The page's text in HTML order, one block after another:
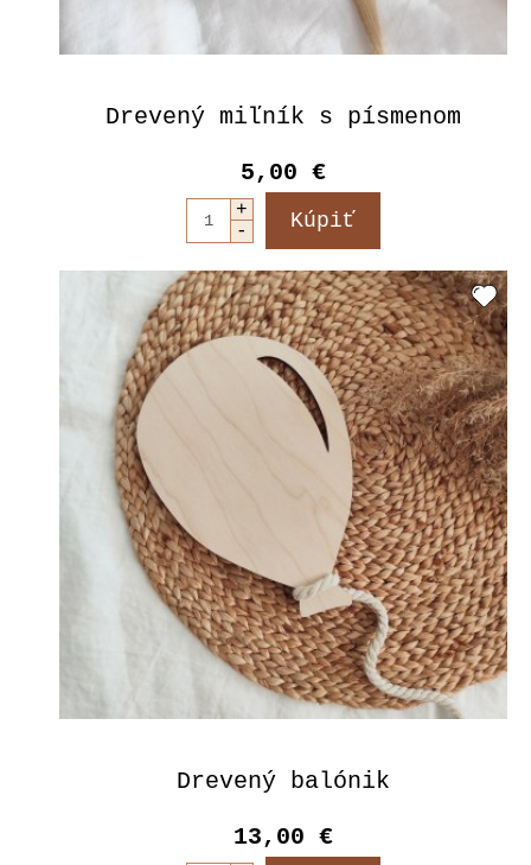
Drevený miľník s písmenom
5,00 €
Drevený balónik
13,00 €